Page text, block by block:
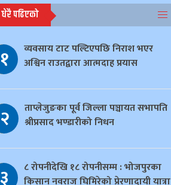
धेरै पढिएको
१
व्यवसाय टाट पल्टिएपछि निराश भएर
अश्विन राउतद्वारा आत्मदाह प्रयास
२
ताप्लेजुङका पूर्व जिल्ला पञ्चायत सभापति
श्रीप्रसाद भण्डारीको निधन
३
८ रोपनीदेखि १८ रोपनीसम्म : भोजपुरका